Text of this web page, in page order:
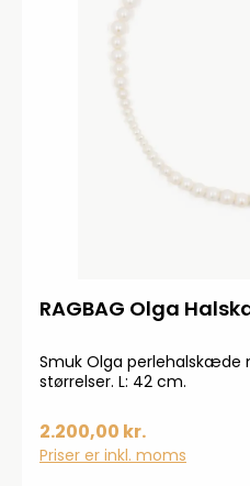
RAGBAG Olga
Smuk Olga perlehalskæde
størrelser. L: 42 cm.
2.200,00 kr.
Priser er inkl. moms